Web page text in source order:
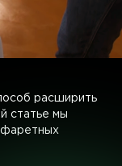
расширить
статье мы